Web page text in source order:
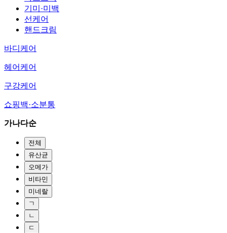
기미·미백
선케어
핸드크림
바디케어
헤어케어
구강케어
쇼핑백·소분통
가나다순
전체
유산균
오메가
비타민
미네랄
ㄱ
ㄴ
ㄷ